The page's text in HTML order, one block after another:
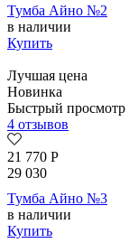
Тумба Айно №2
в наличии
Купить
Лучшая цена
Новинка
Быстрый просмотр
4 отзывов
21 770 Р
29 030
Тумба Айно №3
в наличии
Купить